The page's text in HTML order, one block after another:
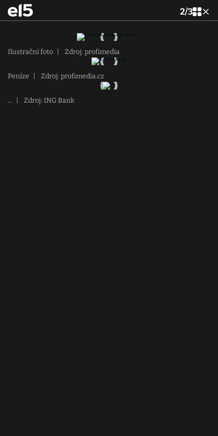
2/3
Ilustrační foto Zdroj: profimedia
Peníze Zdroj: profimedia.cz
... Zdroj: ING Bank